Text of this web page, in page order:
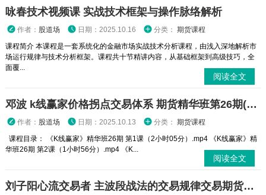
咏春技术视频课 实战技术框架与操作脉络解析
作者： 股道场 日期：2025.10.16 分类： 期货课程
课程简介 本课程是一套系统化的金融市场实战技术分析课程，由浅入深地解析市
场运行规律与技术分析框架。课程共十节精讲内容，从基础框架到高级技巧，全
面覆...
阅读全文
邓波 k线赢家价格拐点交易体系 期货精华班第26期(25年5月)
作者： 股道场 日期：2025.10.13 分类： 期货课程
课程目录： 《K线赢家》精华班26期 第1课（2小时05分）.mp4 《K线赢家》精
华班26期 第2课（1小时56分）.mp4 《K...
阅读全文
刘子阳心流交易者 主波段战法的交易规律交易期货课程